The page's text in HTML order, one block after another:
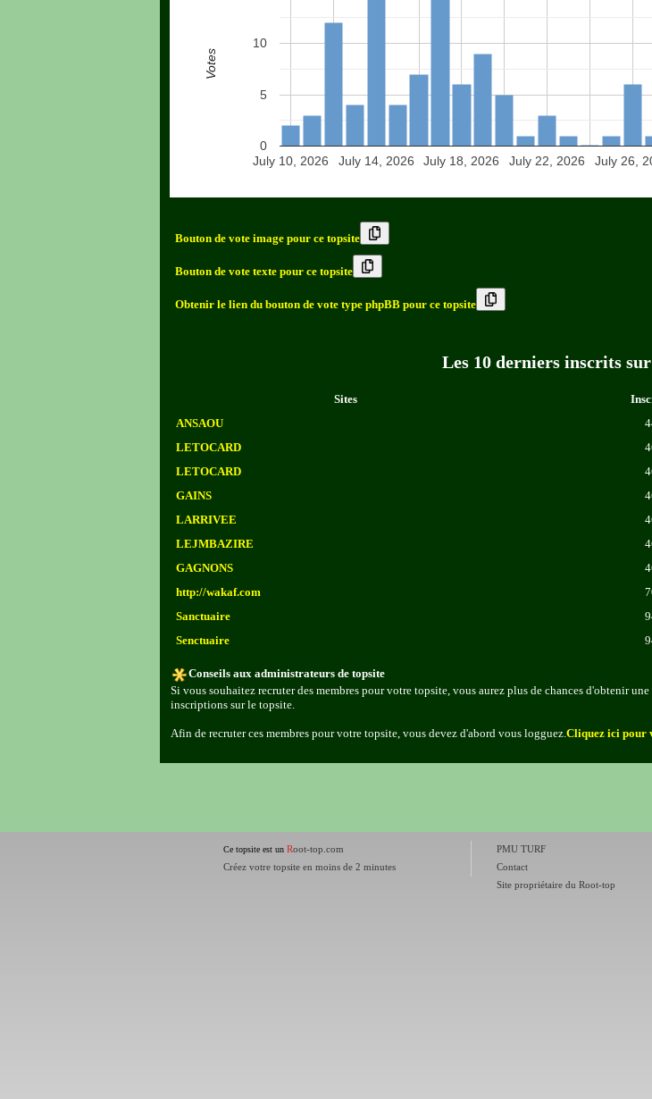
July 10, 2026 July 14, 2026 July 18, 2026 July 22, 2026 July 26,
0
5
10
Votes
Bouton de vote image pour ce topsite
Bouton de vote texte pour ce topsite
Obtenir le lien du bouton de vote type phpBB pour ce topsite
Les 10 derniers inscrits
Sites
ANSAOU
LETOCARD
LETOCARD
GAINS
LARRIVEE
LEJMBAZIRE
GAGNONS
http://wakaf.com
Sanctuaire
Senctuaire
Conseils aux administrateurs de topsite
Si vous souhaitez recruter des membres pour votre topsite, vous aurez plus de chances d'obtenir
inscriptions sur le topsite.
Afin de recruter ces membres pour votre topsite, vous devez d'abord vous logguez. Cliquez ici pour
Ce topsite est un Root-top.com
Créez votre topsite en moins de 2 minutes
PMU TURF
Contact
Site propriétaire du Root-top